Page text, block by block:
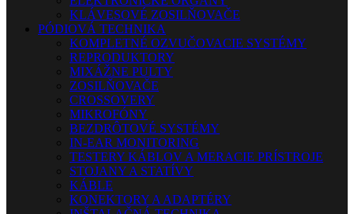
KLÁVESOVÉ ZOSILŇOVAČE
PÓDIOVÁ TECHNIKA
KOMPLETNÉ OZVUČOVACIE SYSTÉMY
REPRODUKTORY
MIXÁŽNE PULTY
ZOSILŇOVAČE
CROSSOVERY
MIKROFÓNY
BEZDRÔTOVÉ SYSTÉMY
IN-EAR MONITORING
TESTERY KÁBLOV A MERACIE PRÍSTROJE
STOJANY A STATÍVY
KÁBLE
KONEKTORY A ADAPTÉRY